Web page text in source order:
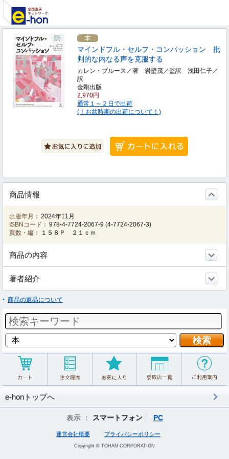
マインドフル・セルフ・コンパッション 批
判的な内なる声を克服する
カレン・ブルース／著 岩壁茂／監訳 浅田仁子／
訳
金剛出版
2,970円
通常１～２日で出荷
(！お盆時期の出荷について！)
商品情報
出版年月： 2024年11月
ISBNコード： 978-4-7724-2067-9 (4-7724-2067-3)
頁数・縦：
１５８Ｐ ２１ｃｍ
商品の内容
著者紹介
商品の返品について
e-honトップへ
表示 ： スマートフォン PC
運営会社概要 プライバシーポリシー
Copyright © TOHAN CORPORATION